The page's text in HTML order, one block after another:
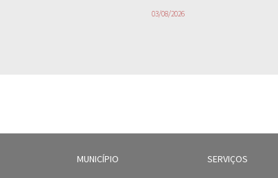
03/08/2026
MUNICÍPIO SERVIÇOS